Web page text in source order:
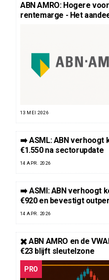
ABN AMRO: Hogere
rentemarge - Het
13 MEI 2026
➡️ ASML: ABN verhoogt
€1.550 na sectorupdate
14 APR. 2026
➡️ ASMI: ABN verhoogt
€920 en bevestigt
14 APR. 2026
✖️ ABN AMRO en de
€23 blijft sleutelzone
PRO